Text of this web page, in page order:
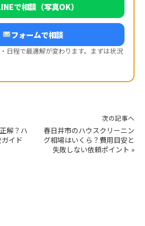
で相談（写真OK）
フォームで相談
日程で最適解が変わります。まずは状況
解？ハ
イド
次の記事へ
春日井市のハウスクリーニン
グ相場はいくら？費用目安と
失敗しない依頼ポイント »